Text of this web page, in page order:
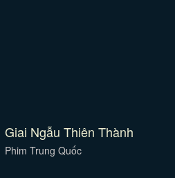
Giai Ngẫu Thiên Thành
Phim Trung Quốc